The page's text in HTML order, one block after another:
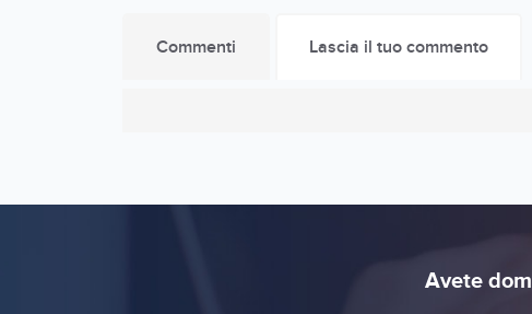
Commenti Lascia il tuo commento
Avete